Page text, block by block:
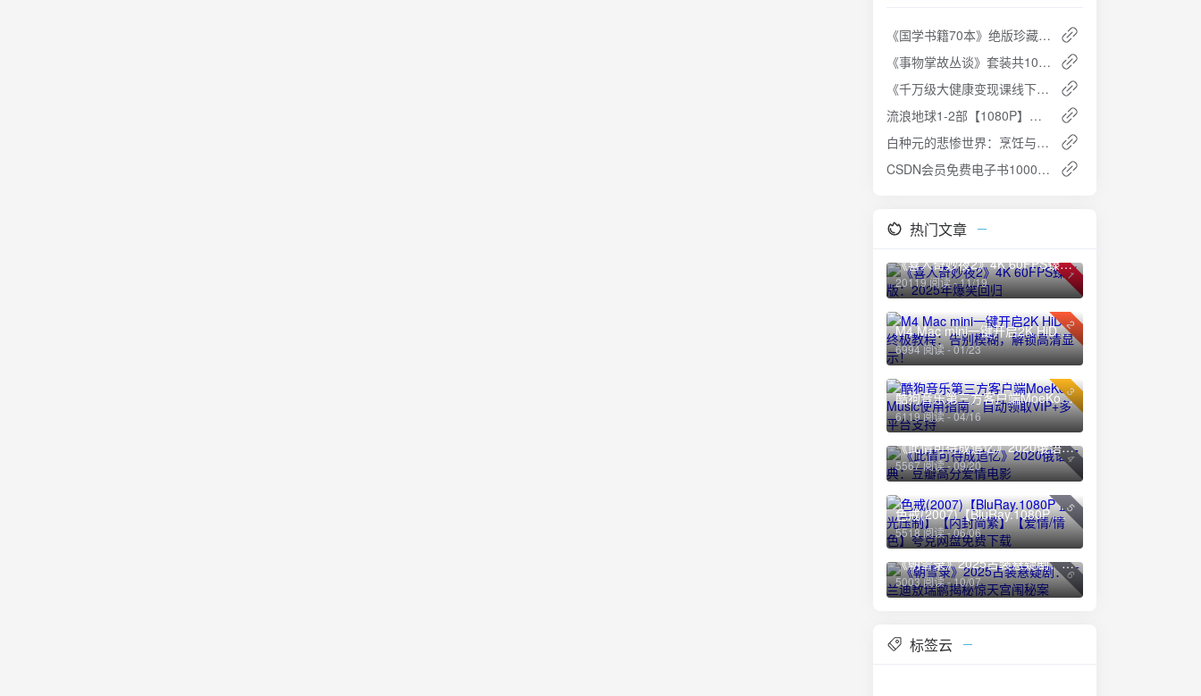
《国学书籍70本》绝版珍藏 - 中国传统文化的精髓
《事物掌故丛谈》套装共10册 - 民俗文化的百科全书
《千万级大健康变现课线下课》：健康行业的商业变现指南
流浪地球1-2部【1080P】【国语中英双字】
白种元的悲惨世界：烹饪与商业技能的生存竞赛
CSDN会员免费电子书1000本：编程与技术的知识宝库
热门文章
1
《喜人奇妙夜2》4K 60FPS臻彩版：2025年爆笑回归
20119 阅读 - 11/19
2
M4 Mac mini一键开启2K HiDPI终极教程：告别模糊，解锁高清显示！
6994 阅读 - 01/23
3
酷狗音乐第三方客户端MoeKoe Music使用指南：自动领取VIP+多平台支持
6119 阅读 - 04/16
4
《此情可待成追忆》2020俄语经典：豆瓣高分爱情电影
5567 阅读 - 09/20
5
色戒(2007)【BluRay.1080P 蓝光压制】【内封简繁】【爱情/情色】夸克网盘免费下载
5518 阅读 - 06/06
6
《朝雪录》2025古装悬疑剧：李兰迪敖瑞鹏揭秘惊天宫闱秘案
5003 阅读 - 10/07
标签云